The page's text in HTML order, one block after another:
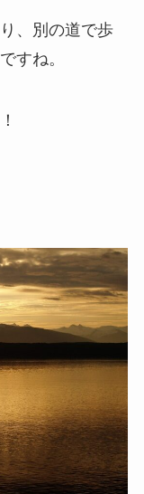
、別の道で歩
すね。